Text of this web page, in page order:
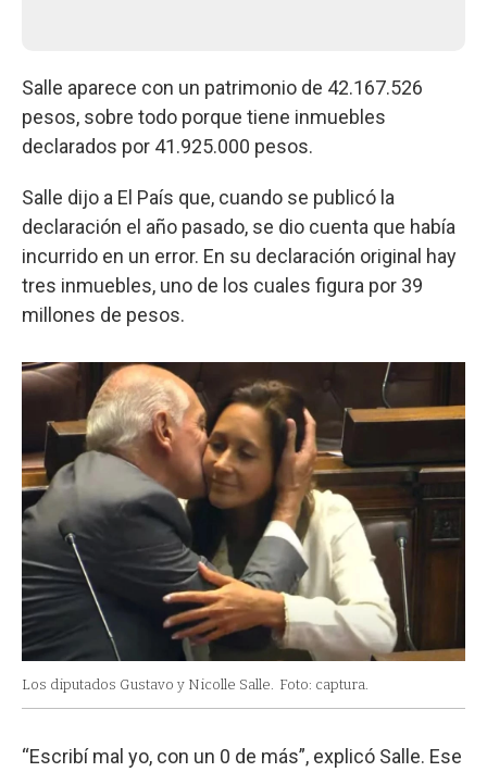
Salle aparece con un patrimonio de 42.167.526
pesos, sobre todo porque tiene inmuebles
declarados por 41.925.000 pesos.
Salle dijo a El País que, cuando se publicó la
declaración el año pasado, se dio cuenta que había
incurrido en un error. En su declaración original hay
tres inmuebles, uno de los cuales figura por 39
millones de pesos.
Los diputados Gustavo y Nicolle Salle. Foto: captura.
“Escribí mal yo, con un 0 de más”, explicó Salle. Ese